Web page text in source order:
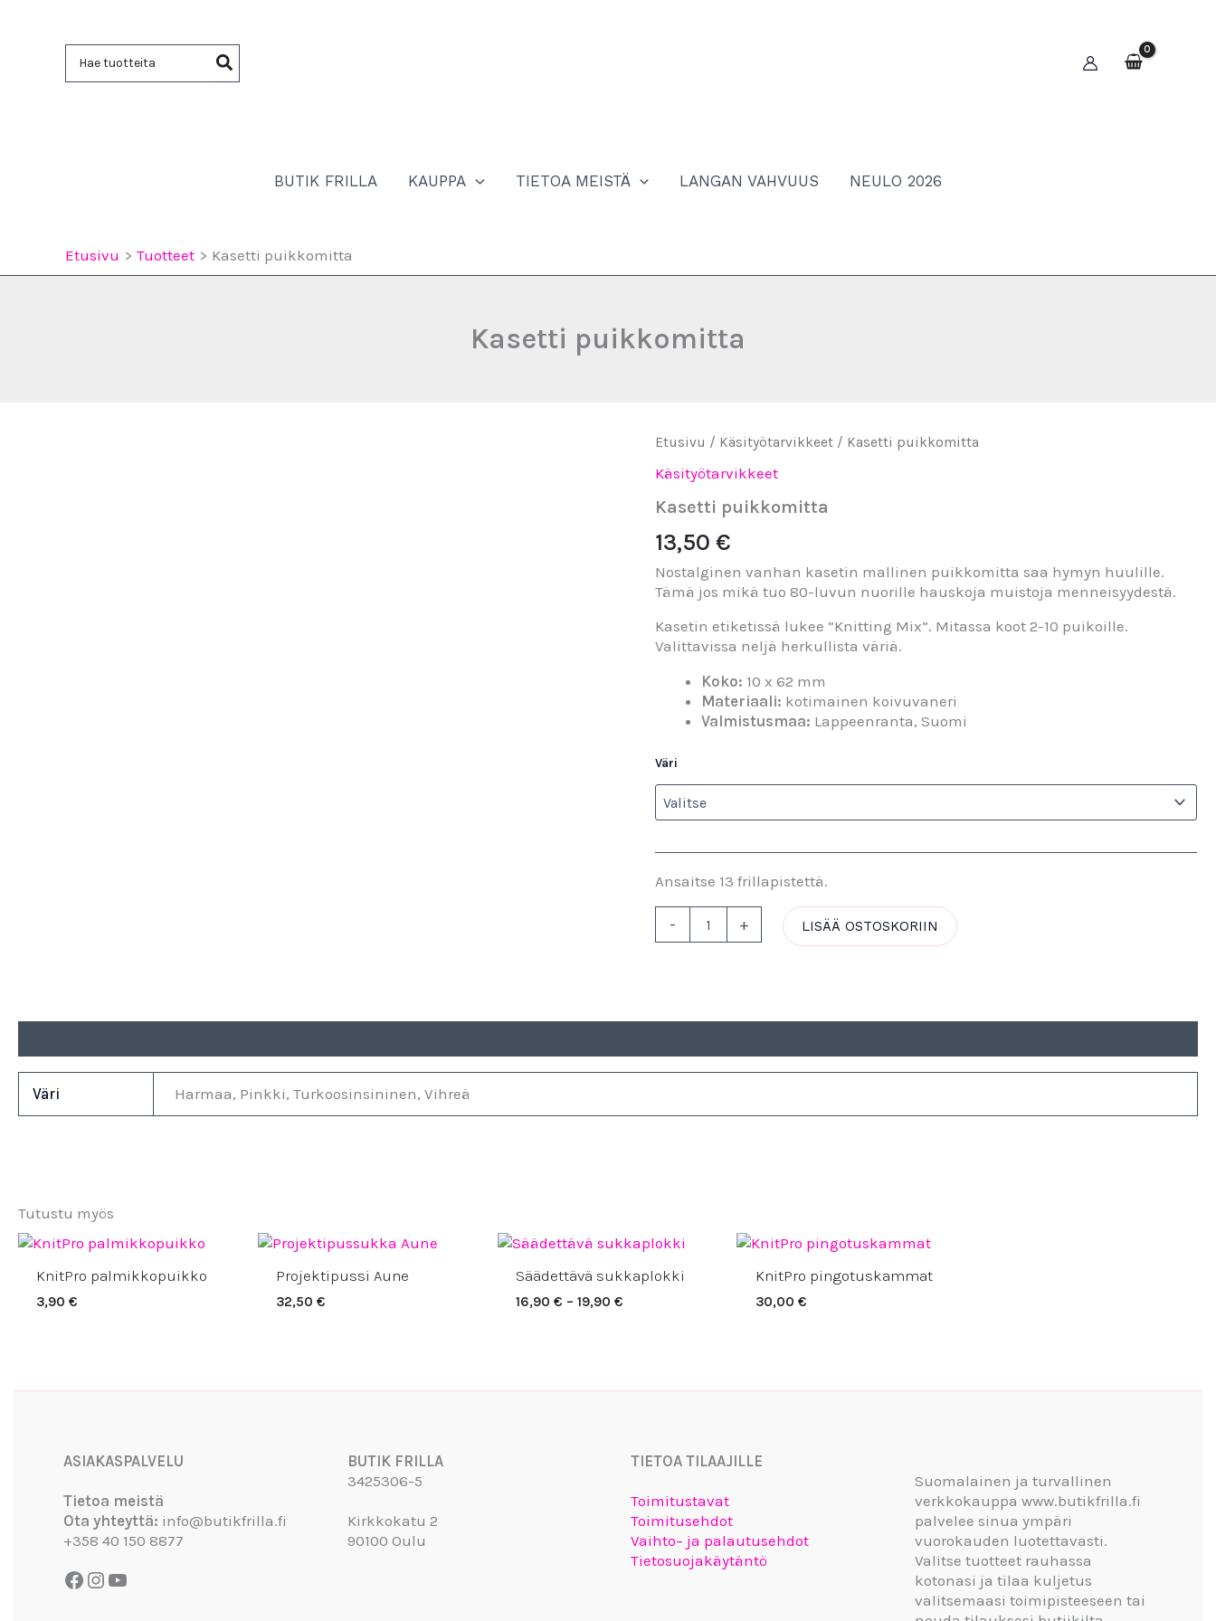
BUTIK FRILLA KAUPPA TIETOA MEISTÄ LANGAN VAHVUUS NEULO 2026
Etusivu Tuotteet Kasetti puikkomitta
Kasetti puikkomitta
Etusivu / Käsityötarvikkeet / Kasetti puikkomitta
Käsityötarvikkeet
Kasetti puikkomitta
13,50€
Nostalginen vanhan kasetin mallinen puikkomitta saa hymyn huulille.
Tämä jos mikä tuo 80-luvun nuorille hauskoja muistoja menneisyydestä.
Kasetin etiketissä lukee ”Knitting Mix”. Mitassa koot 2-10 puikoille.
Valittavissa neljä herkullista väriä.
Koko: 10 x 62 mm
Materiaali: kotimainen koivuvaneri
Valmistusmaa: Lappeenranta, Suomi
Väri
Ansaitse 13 frillapistettä.
-
Kasetti
määrä
+ LISÄÄ OSTOSKORIIN
Väri Harmaa, Pinkki, Turkoosinsininen, Vihreä
Tutustu myös
KnitPro palmikkopuikko
3,90€
Projektipussi Aune
32,50€
Säädettävä sukkaplokki
16,90 € – 19,90 €
Hintaluokka:
-
KnitPro pingotuskammat
30,00 €
ASIAKASPALVELU
Tietoa meistä
Ota yhteyttä: info@butikfrilla.fi
+358 40 150 8877
BUTIK FRILLA
3425306-5
Kirkkokatu 2
90100 Oulu
TIETOA TILAAJILLE
Toimitustavat
Toimitusehdot
Vaihto– ja palautusehdot
Tietosuojakäytäntö
Suomalainen ja turvallinen
verkkokauppa www.butikfrilla.fi
palvelee sinua ympäri
vuorokauden luotettavasti.
Valitse tuotteet rauhassa
kotonasi ja tilaa kuljetus
valitsemaasi toimipisteeseen tai